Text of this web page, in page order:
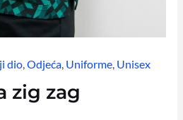
dio,Odjeća, Uniforme, Unisex
zig zag